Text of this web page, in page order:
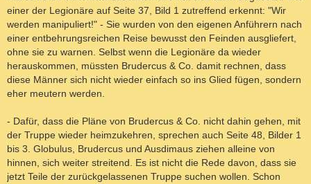
einer der Legionäre auf Seite 37, Bild 1 zutreffend erkennt: "Wir
werden manipuliert!" - Sie wurden von den eigenen Anführern nach
einer entbehrungsreichen Reise bewusst den Feinden ausgliefert,
ohne sie zu warnen. Selbst wenn die Legionäre da wieder
herauskommen, müssten Brudercus & Co. damit rechnen, dass
diese Männer sich nicht wieder einfach so ins Glied fügen, sondern
eher meutern werden.
- Dafür, dass die Pläne von Brudercus & Co. nicht dahin gehen, mit
der Truppe wieder heimzukehren, sprechen auch Seite 48, Bilder 1
bis 3. Globulus, Brudercus und Ausdimaus ziehen alleine von
hinnen, sich weiter streitend. Es ist nicht die Rede davon, dass sie
jetzt Teile der zurückgelassenen Truppe suchen wollen. Schon